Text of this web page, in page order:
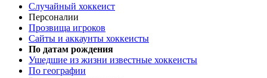
Случайный хоккеист
Персоналии
Прозвища игроков
Сайты и аккаунты хоккеисты
По датам рождения
Ушедшие из жизни известные хоккеисты
По географии